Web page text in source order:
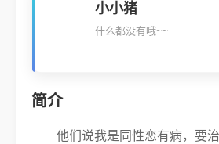
小小猪
什么都没有哦~~
简介
他们说我是同性恋有病，要治